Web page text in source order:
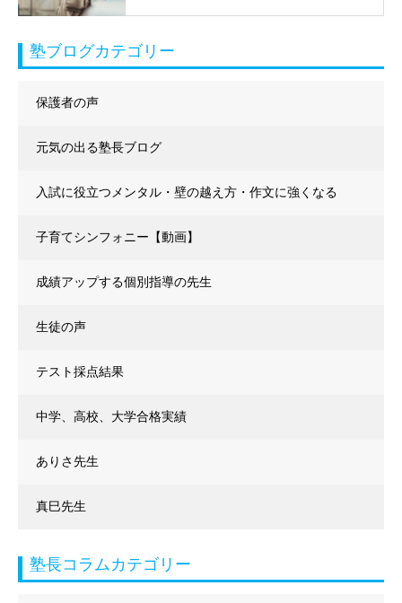
塾ブログカテゴリー
保護者の声
元気の出る塾長ブログ
入試に役立つメンタル・壁の越え方・作文に強くなる
子育てシンフォニー【動画】
成績アップする個別指導の先生
生徒の声
テスト採点結果
中学、高校、大学合格実績
ありさ先生
真巳先生
塾長コラムカテゴリー